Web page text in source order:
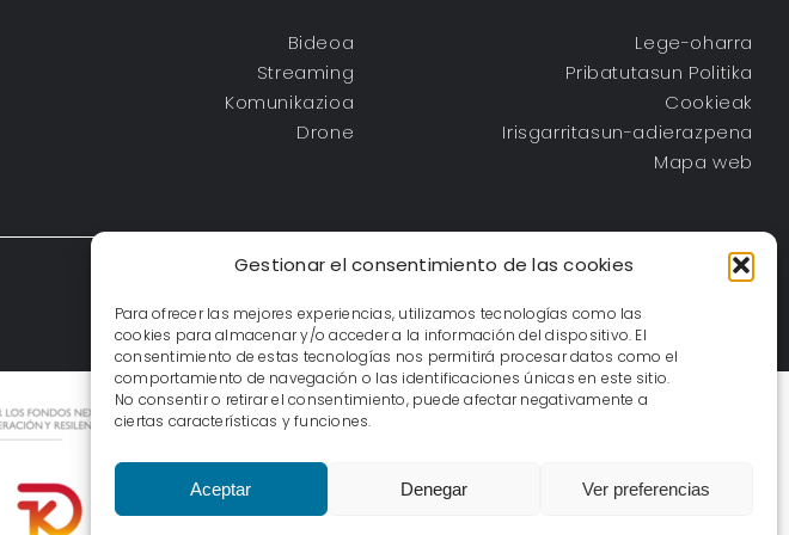
Gestionar el consentimiento de las cookies
Para ofrecer las mejores experiencias, utilizamos tecnologías como las
cookies para almacenar y/o acceder a la información del dispositivo. El
consentimiento de estas tecnologías nos permitirá procesar datos como el
comportamiento de navegación o las identificaciones únicas en este sitio.
No consentir o retirar el consentimiento, puede afectar negativamente a
ciertas características y funciones.
Aceptar Denegar Ver preferencias
Bideoa
Streaming
Komunikazioa
Drone
Lege-oharra
Pribatutasun Politika
Cookieak
Irisgarritasun-adierazpena
Mapa web